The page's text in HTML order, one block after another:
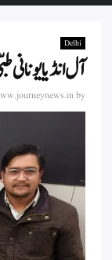
Delhi
آل انڈیا
by